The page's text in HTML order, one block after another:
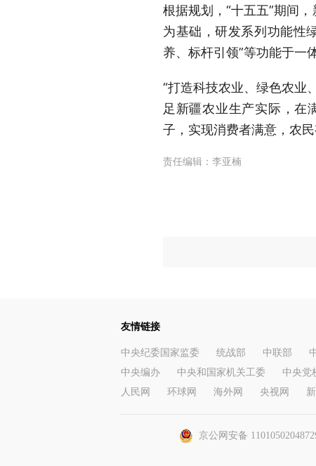
根据规划，“十五五”期间
为基础，研发系列功能性
养、标杆引领”等功能于一
“打造科技农业、绿色农业
足新疆农业生产实际，在
子，实现消费者满意，农
责任编辑： 李亚楠
友情链接
中央纪委国家监委 统战部 中联部
中央编办
中央和国家机关工委 中央党
人民网
环球网 海外网 央视网
京公网安备